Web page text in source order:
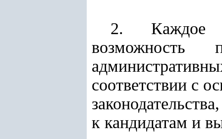
2. Каждое
возможность
соответствии с
к кандидатам и